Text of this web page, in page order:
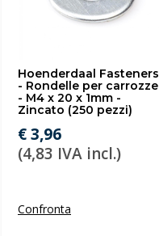
Hoenderdaal Fasteners
- Rondelle per carrozze
- M4 x 20 x 1mm -
Zincato (250 pezzi)
€ 3,96
(4,83 IVA incl.)
Confronta